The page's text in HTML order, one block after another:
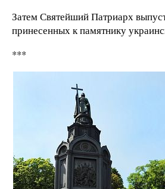
Затем Святейший Патриарх
принесенных к памятнику
***